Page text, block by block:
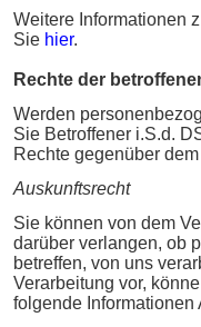
Weitere Informationen
Sie hier.
Rechte der
Werden
Sie Betroffener i.S.d.
Rechte gegenüber
Auskunftsrecht
Sie können von dem
darüber verlangen, ob
betreffen, von uns
Verarbeitung vor,
folgende Informationen